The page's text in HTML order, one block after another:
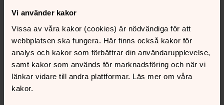
Vi använder kakor
Vissa av våra kakor (cookies) är nödvändiga för att
webbplatsen ska fungera. Här finns också kakor för
analys och kakor som förbättrar din användarupplevelse,
samt kakor som används för marknadsföring och när vi
länkar vidare till andra plattformar. Läs mer om våra
kakor.
vägledning.
GDPR
Så behandlar Bromölla pastorat dina personuppgifter.